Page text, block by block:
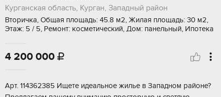
Курганская область, Курган, Западный район
Вторичка, Общая площадь: 45.8 м2, Жилая площадь: 30 м2,
Этаж: 5 / 5, Ремонт: косметический, Дом: панельный, Ипотека
4 200 000 
Аpт. 114362385 Ищете идeaльноe жилье в Западном pайoне?